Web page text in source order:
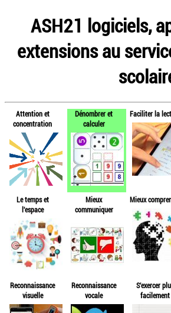
ASH21 logiciels,
extensions au
Attention et
concentration
Dénombrer et
calculer
Faciliter la
Le temps et
l'espace
Mieux
communiquer
Mieux
Reconnaissance
visuelle
Reconnaissance
vocale
S'exercer
facilement